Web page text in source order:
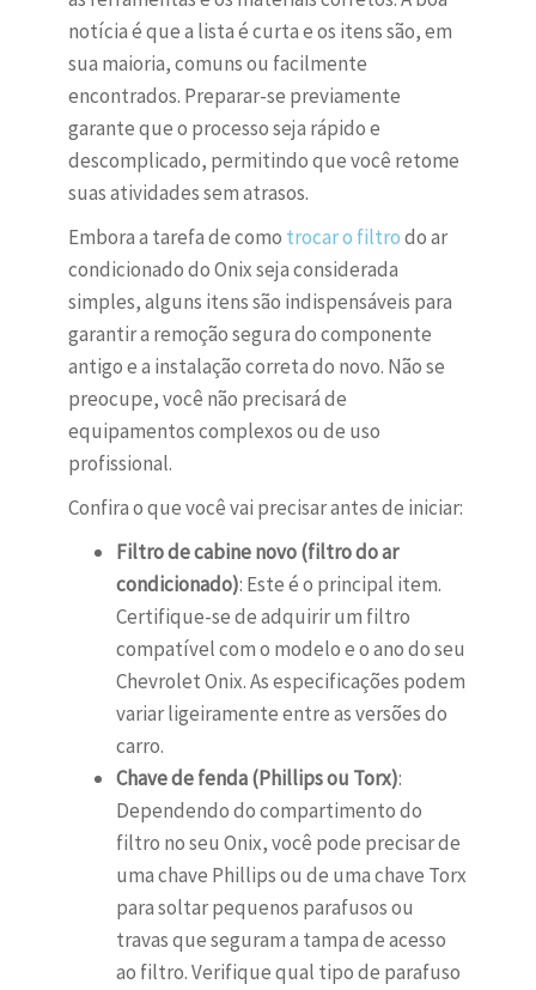
notícia é que a lista é curta e os itens são, em
sua maioria, comuns ou facilmente
encontrados. Preparar-se previamente
garante que o processo seja rápido e
descomplicado, permitindo que você retome
suas atividades sem atrasos.
Embora a tarefa de como trocar o filtrodo ar
condicionado do Onix seja considerada
simples, alguns itens são indispensáveis para
garantir a remoção segura do componente
antigo e a instalação correta do novo. Não se
preocupe, você não precisará de
equipamentos complexos ou de uso
profissional.
Confira o que você vai precisar antes de iniciar:
Filtro de cabine novo (filtro do ar
condicionado): Este é o principal item.
Certifique-se de adquirir um filtro
compatível com o modelo e o ano do seu
Chevrolet Onix. As especificações podem
variar ligeiramente entre as versões do
carro.
Chave de fenda (Phillips ou Torx):
Dependendo do compartimento do
filtro no seu Onix, você pode precisar de
uma chave Phillips ou de uma chave Torx
para soltar pequenos parafusos ou
travas que seguram a tampa de acesso
ao filtro. Verifique qual tipo de parafuso